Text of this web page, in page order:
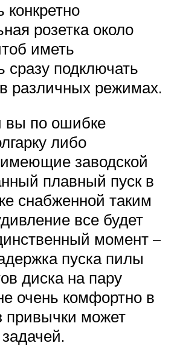
розетка около
иметь
сразу подключать
различных режимах.
вы по ошибке
либо
имеющие заводской
плавный пуск в
снабженной таким
все будет
момент –
пуска пилы
диска на пару
очень комфортно в
привычки может